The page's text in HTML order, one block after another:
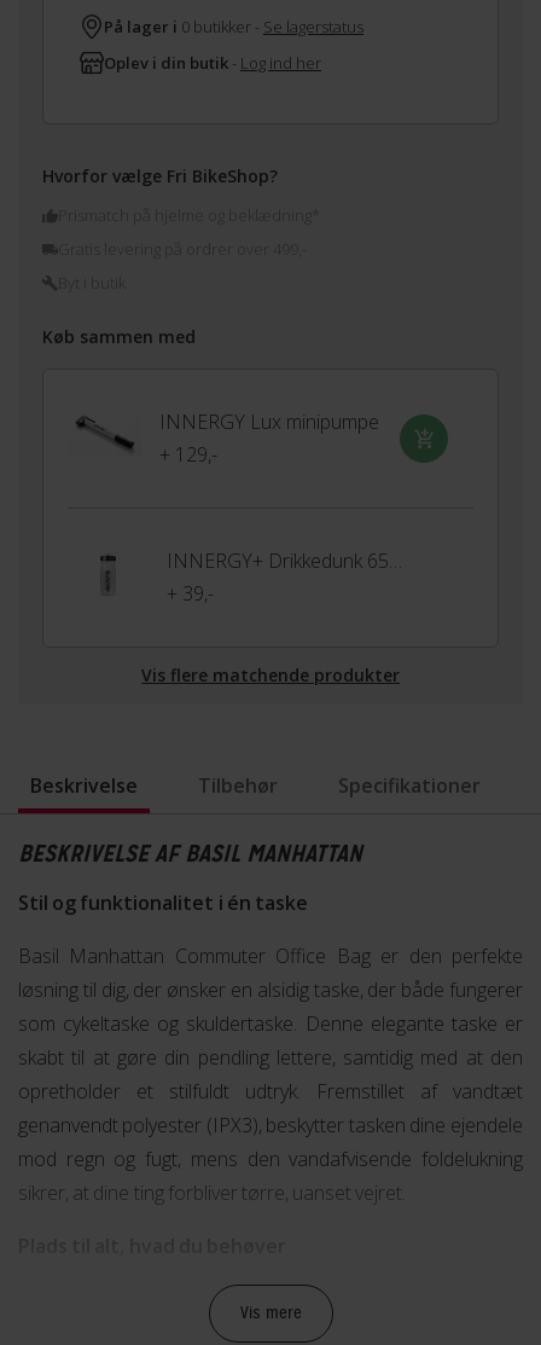
På lager i 0 butikker - Se lagerstatus
Oplev i din butik - Log ind her
Hvorfor vælge Fri BikeShop?
Prismatch på hjelme og beklædning*
Køb sammen med
INNERGY Lux minipumpe
+ 129,-
INNERGY+ Drikkedunk 650ml
+ 39,-
Vis flere matchende produkter
Beskrivelse Tilbehør Specifikationer
BESKRIVELSE AF BASIL MANHATTAN
Stil og funktionalitet i én taske
Basil Manhattan Commuter Office Bag er den perfekte
løsning til dig, der ønsker en alsidig taske, der både fungerer
som cykeltaske og skuldertaske. Denne elegante taske er
skabt til at gøre din pendling lettere, samtidig med at den
opretholder et stilfuldt udtryk. Fremstillet af vandtæt
genanvendt polyester (IPX3), beskytter tasken dine ejendele
mod regn og fugt, mens den vandafvisende foldelukning
sikrer, at dine ting forbliver tørre, uanset vejret.
Med en kapacitet på 12 liter tilbyder tasken god plads til
både din bærbare computer, papirer og andre
Vis mere